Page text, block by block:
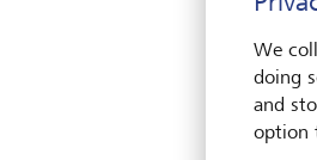
We
doing
and
option